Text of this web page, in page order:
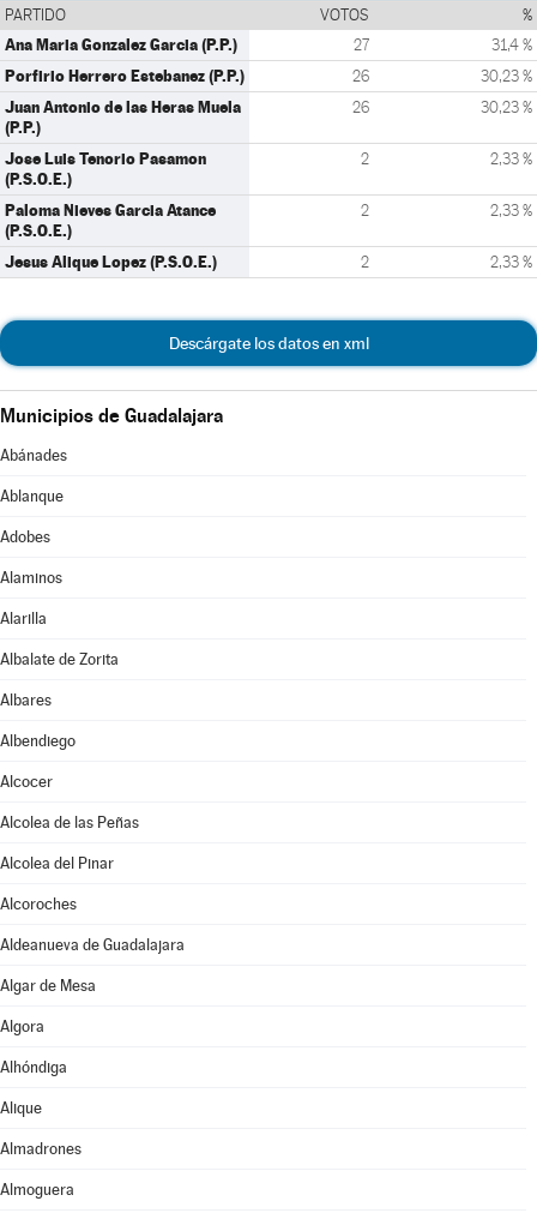
PARTIDO VOTOS %
Ana Maria Gonzalez Garcia (P.P.) 27 31,4 %
Porfirio Herrero Estebanez (P.P.) 26 30,23 %
Juan Antonio de las Heras Muela
(P.P.)
26 30,23 %
Jose Luis Tenorio Pasamon
(P.S.O.E.)
2 2,33 %
Paloma Nieves Garcia Atance
(P.S.O.E.)
2 2,33 %
Jesus Alique Lopez (P.S.O.E.) 2 2,33 %
Descárgate los datos en xml
Municipios de Guadalajara
Abánades
Ablanque
Adobes
Alaminos
Alarilla
Albalate de Zorita
Albares
Albendiego
Alcocer
Alcolea de las Peñas
Alcolea del Pinar
Alcoroches
Aldeanueva de Guadalajara
Algar de Mesa
Algora
Alhóndiga
Alique
Almadrones
Almoguera